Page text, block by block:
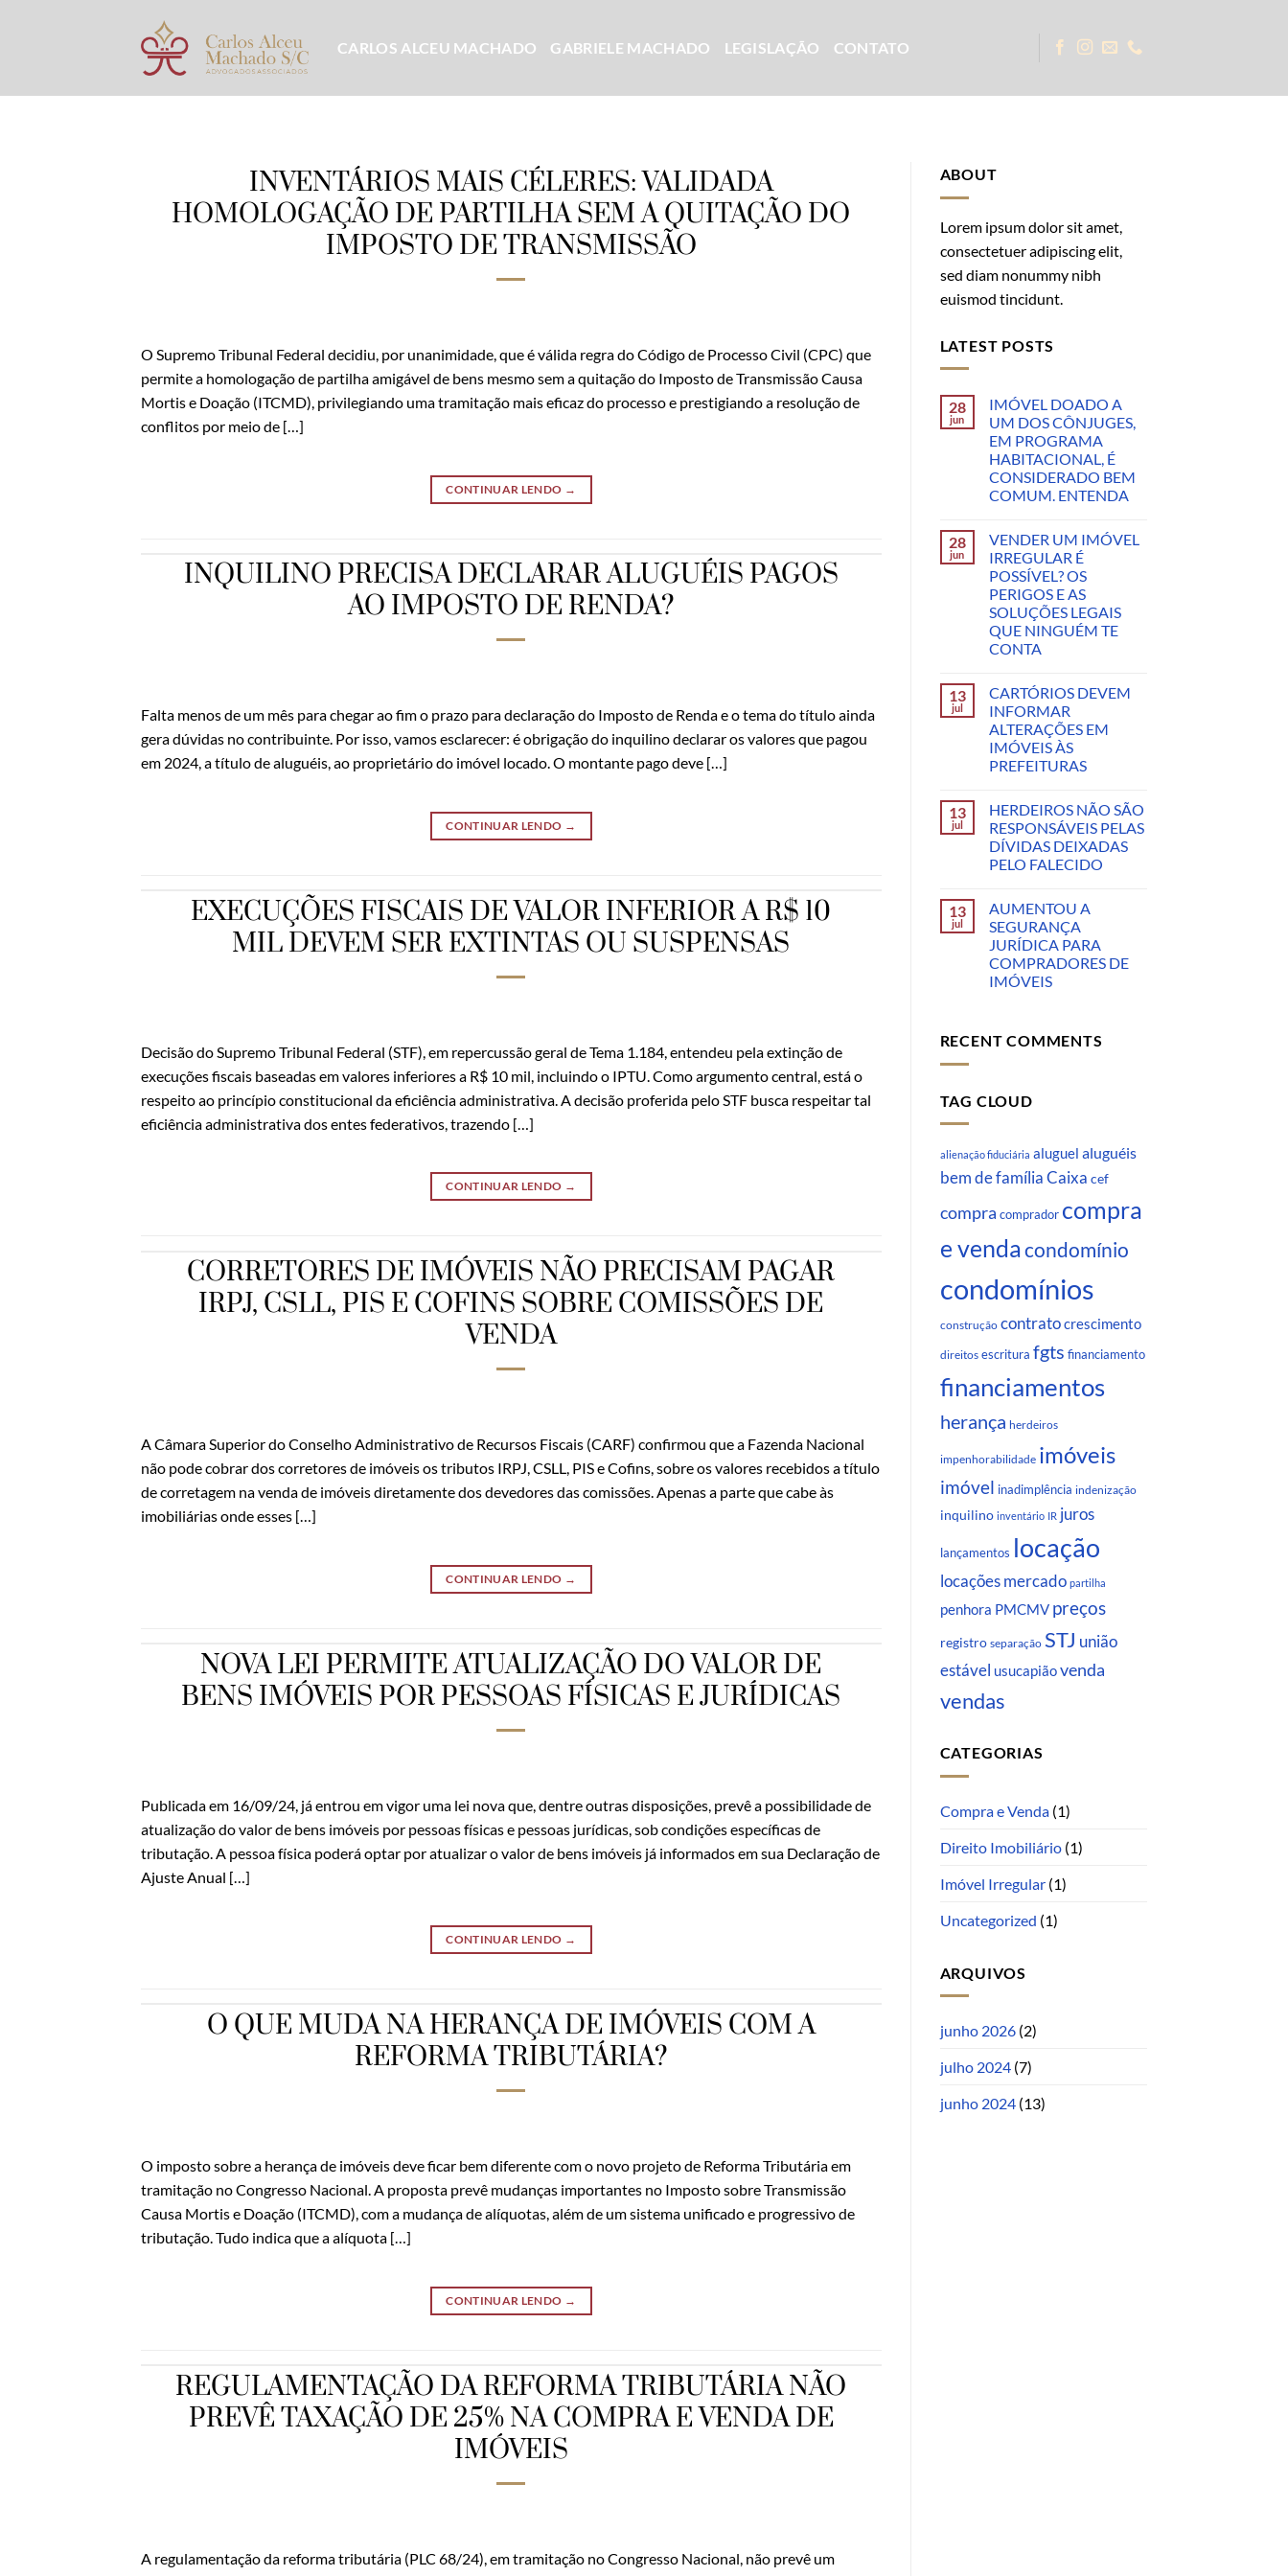
CARLOS ALCEU MACHADO GABRIELE MACHADO LEGISLAÇÃO CONTATO
INVENTÁRIOS MAIS CÉLERES: VALIDADA
HOMOLOGAÇÃO DE PARTILHA SEM A QUITAÇÃO DO
IMPOSTO DE TRANSMISSÃO
O Supremo Tribunal Federal decidiu, por unanimidade, que é válida regra do Código de Processo Civil (CPC) que
permite a homologação de partilha amigável de bens mesmo sem a quitação do Imposto de Transmissão Causa
Mortis e Doação (ITCMD), privilegiando uma tramitação mais eficaz do processo e prestigiando a resolução de
conflitos por meio de […]
CONTINUAR LENDO →
INQUILINO PRECISA DECLARAR ALUGUÉIS PAGOS
AO IMPOSTO DE RENDA?
Falta menos de um mês para chegar ao fim o prazo para declaração do Imposto de Renda e o tema do título ainda
gera dúvidas no contribuinte. Por isso, vamos esclarecer: é obrigação do inquilino declarar os valores que pagou
em 2024, a título de aluguéis, ao proprietário do imóvel locado. O montante pago deve […]
CONTINUAR LENDO →
EXECUÇÕES FISCAIS DE VALOR INFERIOR A R$ 10
MIL DEVEM SER EXTINTAS OU SUSPENSAS
Decisão do Supremo Tribunal Federal (STF), em repercussão geral de Tema 1.184, entendeu pela extinção de
execuções fiscais baseadas em valores inferiores a R$ 10 mil, incluindo o IPTU. Como argumento central, está o
respeito ao princípio constitucional da eficiência administrativa. A decisão proferida pelo STF busca respeitar tal
eficiência administrativa dos entes federativos, trazendo […]
CONTINUAR LENDO →
CORRETORES DE IMÓVEIS NÃO PRECISAM PAGAR
IRPJ, CSLL, PIS E COFINS SOBRE COMISSÕES DE
VENDA
A Câmara Superior do Conselho Administrativo de Recursos Fiscais (CARF) confirmou que a Fazenda Nacional
não pode cobrar dos corretores de imóveis os tributos IRPJ, CSLL, PIS e Cofins, sobre os valores recebidos a título
de corretagem na venda de imóveis diretamente dos devedores das comissões. Apenas a parte que cabe às
imobiliárias onde esses […]
CONTINUAR LENDO →
NOVA LEI PERMITE ATUALIZAÇÃO DO VALOR DE
BENS IMÓVEIS POR PESSOAS FÍSICAS E JURÍDICAS
Publicada em 16/09/24, já entrou em vigor uma lei nova que, dentre outras disposições, prevê a possibilidade de
atualização do valor de bens imóveis por pessoas físicas e pessoas jurídicas, sob condições específicas de
tributação. A pessoa física poderá optar por atualizar o valor de bens imóveis já informados em sua Declaração de
Ajuste Anual […]
CONTINUAR LENDO →
O QUE MUDA NA HERANÇA DE IMÓVEIS COM A
REFORMA TRIBUTÁRIA?
O imposto sobre a herança de imóveis deve ficar bem diferente com o novo projeto de Reforma Tributária em
tramitação no Congresso Nacional. A proposta prevê mudanças importantes no Imposto sobre Transmissão
Causa Mortis e Doação (ITCMD), com a mudança de alíquotas, além de um sistema unificado e progressivo de
tributação. Tudo indica que a alíquota […]
CONTINUAR LENDO →
REGULAMENTAÇÃO DA REFORMA TRIBUTÁRIA NÃO
PREVÊ TAXAÇÃO DE 25% NA COMPRA E VENDA DE
IMÓVEIS
A regulamentação da reforma tributária (PLC 68/24), em tramitação no Congresso Nacional, não prevê um
ABOUT
Lorem ipsum dolor sit amet,
consectetuer adipiscing elit,
sed diam nonummy nibh
euismod tincidunt.
LATEST POSTS
28
jun
IMÓVEL DOADO A
UM DOS CÔNJUGES,
EM PROGRAMA
HABITACIONAL, É
CONSIDERADO BEM
COMUM. ENTENDA
28
jun
VENDER UM IMÓVEL
IRREGULAR É
POSSÍVEL? OS
PERIGOS E AS
SOLUÇÕES LEGAIS
QUE NINGUÉM TE
CONTA
13
jul
CARTÓRIOS DEVEM
INFORMAR
ALTERAÇÕES EM
IMÓVEIS ÀS
PREFEITURAS
13
jul
HERDEIROS NÃO SÃO
RESPONSÁVEIS PELAS
DÍVIDAS DEIXADAS
PELO FALECIDO
13
jul
AUMENTOU A
SEGURANÇA
JURÍDICA PARA
COMPRADORES DE
IMÓVEIS
RECENT COMMENTS
TAG CLOUD
alienação fiduciária aluguel aluguéis
bem de família Caixa cef
compra comprador compra
e vendacondomínio
condomínios
construção contratocrescimento
direitos escritura fgts financiamento
financiamentos
herança herdeiros
impenhorabilidade imóveis
imóvel inadimplência indenização
inquilino inventário IR juros
lançamentos locação
locações mercado partilha
penhora PMCMV preços
registro separação STJ união
estável usucapiãovenda
vendas
CATEGORIAS
Compra e Venda(1)
Direito Imobiliário(1)
Imóvel Irregular(1)
Uncategorized (1)
ARQUIVOS
junho 2026(2)
julho 2024(7)
junho 2024(13)